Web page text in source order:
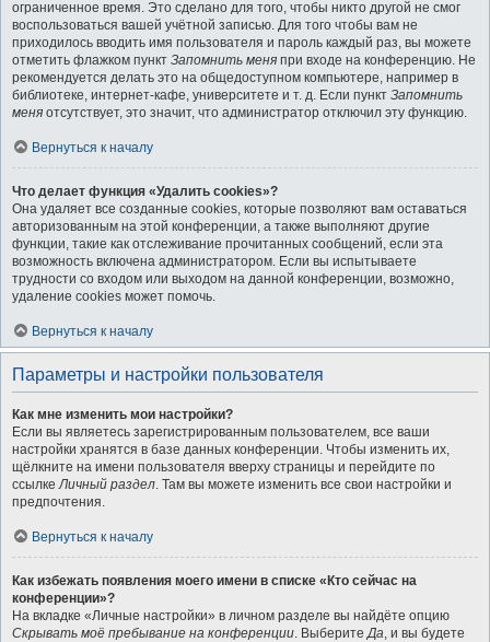
ограниченное время. Это сделано для того, чтобы никто другой не смог
воспользоваться вашей учётной записью. Для того чтобы вам не
приходилось вводить имя пользователя и пароль каждый раз, вы можете
отметить флажком пункт Запомнить меня при входе на конференцию. Не
рекомендуется делать это на общедоступном компьютере, например в
библиотеке, интернет-кафе, университете и т. д. Если пункт Запомнить
меня отсутствует, это значит, что администратор отключил эту функцию.
Вернуться к началу
Что делает функция «Удалить cookies»?
Она удаляет все созданные cookies, которые позволяют вам оставаться
авторизованным на этой конференции, а также выполняют другие
функции, такие как отслеживание прочитанных сообщений, если эта
возможность включена администратором. Если вы испытываете
трудности со входом или выходом на данной конференции, возможно,
удаление cookies может помочь.
Вернуться к началу
Параметры и настройки пользователя
Как мне изменить мои настройки?
Если вы являетесь зарегистрированным пользователем, все ваши
настройки хранятся в базе данных конференции. Чтобы изменить их,
щёлкните на имени пользователя вверху страницы и перейдите по
ссылкеЛичный раздел. Там вы можете изменить все свои настройки и
предпочтения.
Вернуться к началу
Как избежать появления моего имени в списке «Кто сейчас на
конференции»?
На вкладке «Личные настройки» в личном разделе вы найдёте опцию
Скрывать моё пребывание на конференции. ВыберитеДа, и вы будете